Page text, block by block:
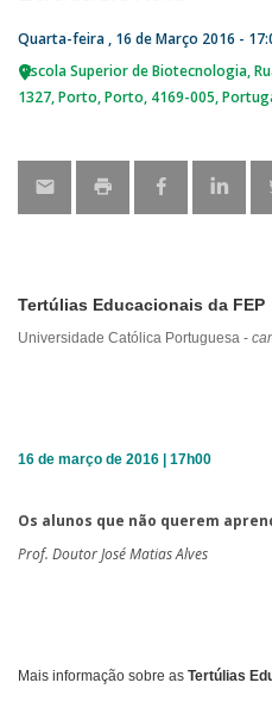
Quarta-feira , 16 de Março 2016 -
Escola Superior de Biotecnologia
1327 Porto Porto 4169-005
Tertúlias Educacionais da FEP
Universidade Católica Portuguesa -
16 de março de 2016 | 17h00
Os alunos que não querem
Prof. Doutor José Matias Alves
Mais informação sobre as Tertúlias